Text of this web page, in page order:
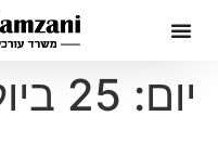
יום: 25 ביולי 2024